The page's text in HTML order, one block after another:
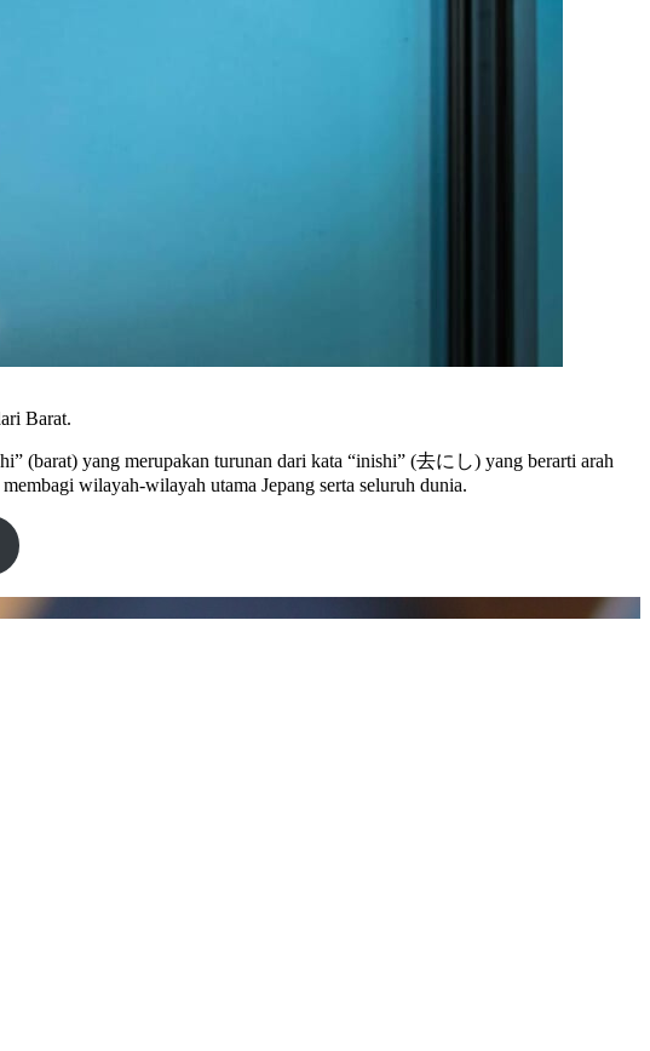
Barat.
(barat) yang merupakan turunan dari kata “inishi” (去にし) yang berarti arah
wilayah-wilayah utama Jepang serta seluruh dunia.